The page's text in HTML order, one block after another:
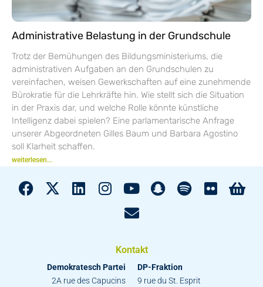
Administrative Belastung in der Grundschule
Trotz der Bemühungen des Bildungsministeriums, die
administrativen Aufgaben an den Grundschulen zu
vereinfachen, weisen Gewerkschaften auf eine zunehmende
Bürokratie für die Lehrkräfte hin. Wie stellt sich die Situation
in der Praxis dar, und welche Rolle könnte künstliche
Intelligenz dabei spielen? Eine parlamentarische Anfrage
unserer Abgeordneten Gilles Baum und Barbara Agostino
soll Klarheit schaffen.
weiterlesen...
Kontakt
Demokratesch Partei
2A rue des Capucins
DP-Fraktion
9 rue du St. Esprit